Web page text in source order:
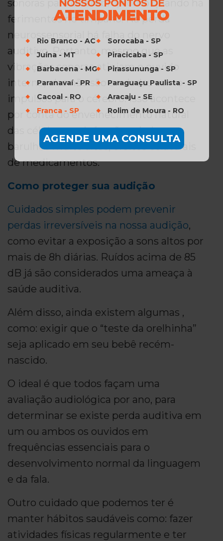
NOSSOS PONTOS DE
ATENDIMENTO
Rio Branco - AC
Juína - MT
Barbacena - MG
Paranavaí - PR
Cacoal - RO
Franca - SP
Sorocaba - SP
Piracicaba - SP
Pirassununga - SP
Paraguaçu Paulista - SP
Aracaju - SE
Rolim de Moura - RO
AGENDE UMA CONSULTA
sonoras para o cérebro, como quando há
ferimentos no tímpano. Na perda
neurossensorial há falha do nervo
auditivo. Portanto, mesmo que as
vibrações sonoras atinjam o ouvido
interno, elas não são enviadas como
impulsos para o cérebro. Isso acontece
por conta do envelhecimento natural
das células, por infecções virais,
barulhos muito altos, efeitos colaterais
de medicamentos.
Como proteger sua audição
Cuidados simples podem prevenir
perdas irreversíveis na nossa audição,
como evitar a exposição a sons altos por
mais de 8h diárias. Ruídos acima de 85
dB já são considerados uma ameaça à
saúde auditiva.
Além disso, ainda existem algumas ,
como: exigir que o “teste da orelhinha”
seja aplicado em seu bebê recém-
nascido.
O ideal é que todos façam uma
avaliação audiológica por ano, para
determinar se existe perda auditiva em
um ou ambos os ouvidos em
frequências essenciais para o
desenvolvimento normal da linguagem
e da fala.
Outro cuidado que podemos ter é
manter hábitos saudáveis como: fazer
atividades físicas regularmente e ter